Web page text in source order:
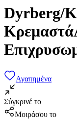
Dyrberg/
Αγαπημένα
Σύγκρινέ το
Μοιράσου το